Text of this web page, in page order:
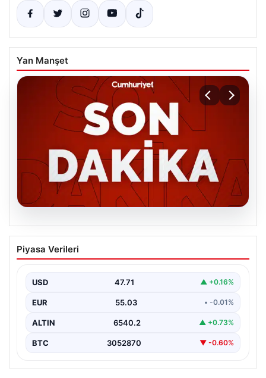
Yan Manşet
MGK’den 8 maddelik kritik bildiri: Dikkat
çeken ‘Terörsüz Bölge’ vurgusu
Piyasa Verileri
USD 47.71 ▲ +0.16%
EUR 55.03 • -0.01%
ALTIN 6540.2 ▲ +0.73%
BTC 3052870 ▼ -0.60%